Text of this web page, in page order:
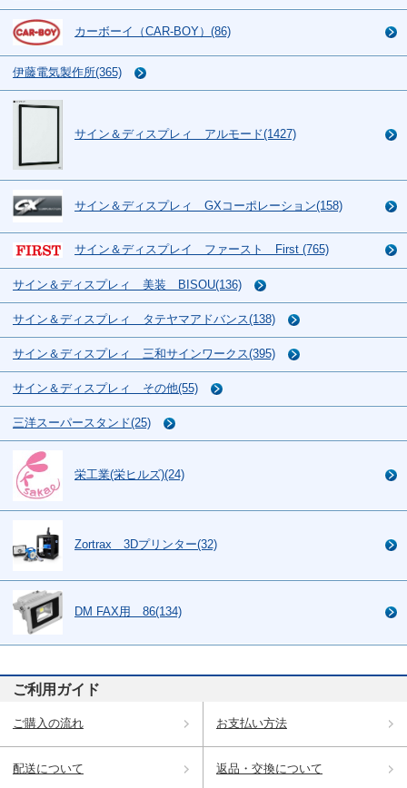
カーボーイ（CAR-BOY）(86)
伊藤電気製作所(365)
サイン＆ディスプレィ アルモード(1427)
サイン＆ディスプレィ GXコーポレーション(158)
サイン＆ディスプレイ ファースト First (765)
サイン＆ディスプレィ 美装 BISOU(136)
サイン＆ディスプレィ タテヤマアドバンス(138)
サイン＆ディスプレィ 三和サインワークス(395)
サイン＆ディスプレィ その他(55)
三洋スーパースタンド(25)
栄工業(栄ヒルズ)(24)
Zortrax 3Dプリンター(32)
DM FAX用 86(134)
ご利用ガイド
ご購入の流れ お支払い方法
配送について 返品・交換について